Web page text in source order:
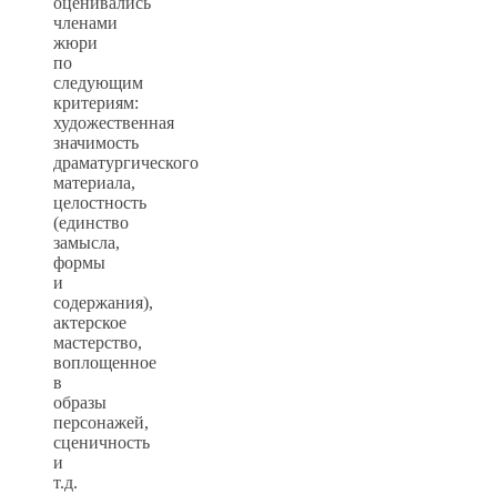
членами
жюри
по
следующим
критериям:
художественная
значимость
драматургического
материала,
целостность
(единство
замысла,
формы
и
содержания),
актерское
мастерство,
воплощенное
в
образы
персонажей,
сценичность
и
т.д.